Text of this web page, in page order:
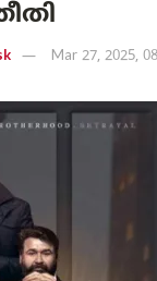
Mar 27, 2025,